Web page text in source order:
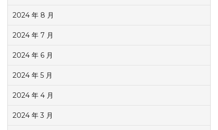
2024 年 8 月
2024 年 7 月
2024 年 6 月
2024 年 5 月
2024 年 4 月
2024 年 3 月